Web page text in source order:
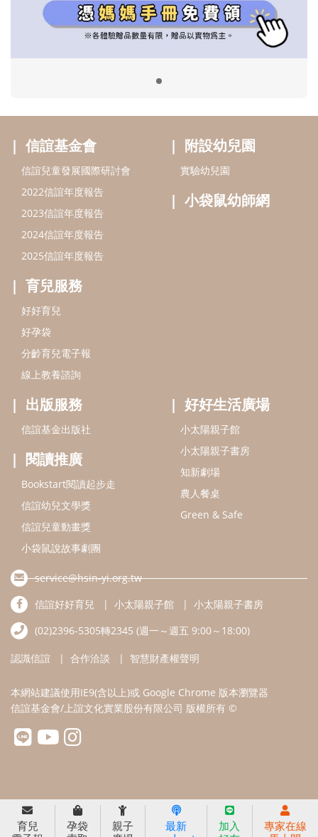
2022信誼年度報告
2023信誼年度報告
2024信誼年度報告
好孕袋
分齡育兒電子報
線上教養諮詢
小袋鼠幼師網
出版服務
信誼基金出版社
閱讀推廣
Bookstart閱讀起步走
信誼幼兒文學獎
信誼兒童動畫獎
小袋鼠說故事劇團
service@hsin-yi.org.tw
信誼好好育兒
小太陽親子書房
(02)2396-5305轉2345 (週一～週五 9:00～18:00)
認識信誼 合作洽談 智慧財產權聲明
本網站建議使用IE9(含以上)或 Google Chrome 版本瀏覽器
信誼基金會/上誼文化實業股份有限公司 版權所有 ©
育兒
孕袋
親子
最新
加入
專家在線